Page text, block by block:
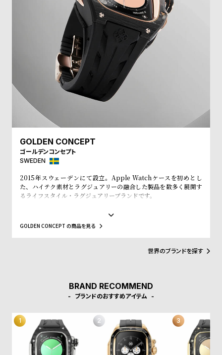
ピ
ガ
つ
ラ
ス
質わ
GOLDEN CONCEPT
ゴールデンコンセプト
SWEDEN
2015年スウェーデンにて設立。Apple Watchケースを初めとし
た、ハイテク素材とラグジュアリーの融合した製品を数多く展開す
るライフスタイル・ラグジュアリーブランドです。
観を与えるための時計ケースとストラ ップを豊富に取り揃えていま
す。お手持ちのApple Watchに「付属のネジを止めるだけで簡単に
装着が可能」。Apple Watchとは思えない”高級時計”に仕上がりま
す。このクラシックなデザインは、あらゆるライフスタイルにマッ
GOLDEN CONCEPT の商品を見る
世界のブランドを探す
BRAND RECOMMEND
ブランドのおすすめアイテム